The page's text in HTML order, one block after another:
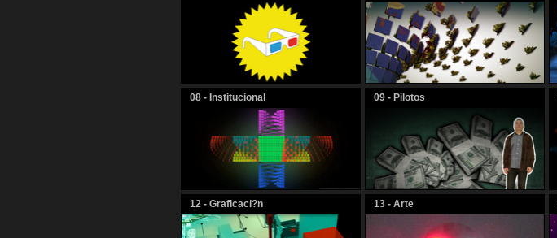
08 - Institucional 09 - Pilotos
12 - Graficaci?n 13 - Arte